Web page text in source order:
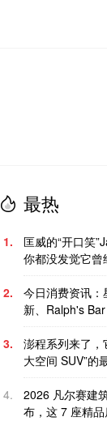
最热
1.
匡威的“开口笑
你都没发觉它曾
2.
今日消费资讯：
新、Ralph's
3.
澎程系列来了，
大空间 SUV”的
4.
2026 凡尔赛建
布，这 7 座精